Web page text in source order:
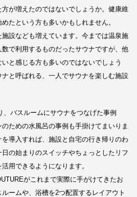
が増えたのではないでしょうか。健康維
たという方も多いかもしれません。
設なども増えています。今までは温泉施
で利用するものだったサウナですが、他
と感じる方も多いのではないでしょう
と呼ばれる、一人でサウナを楽しむ施設
、バスルームにサウナをつなげた事例
ための水風呂の事例も手掛けてまいりま
導入すれば、施設と自宅の行き帰りのわ
の始まりのスイッチやちょっとしたリフ
用できるようになります。
がこれまで実際に手がけてきたお
ームや、浴槽を2つ配置するレイアウト